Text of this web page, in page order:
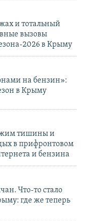
и тотальный
вызовы
2026 в Крыму
на бензин»:
в Крыму
тишины и
в прифронтовом
и бензина
Что-то стало
где же теперь